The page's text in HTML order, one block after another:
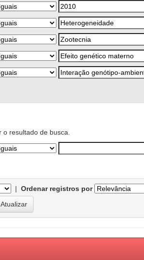
resultado de busca.
| Ordenar registros por